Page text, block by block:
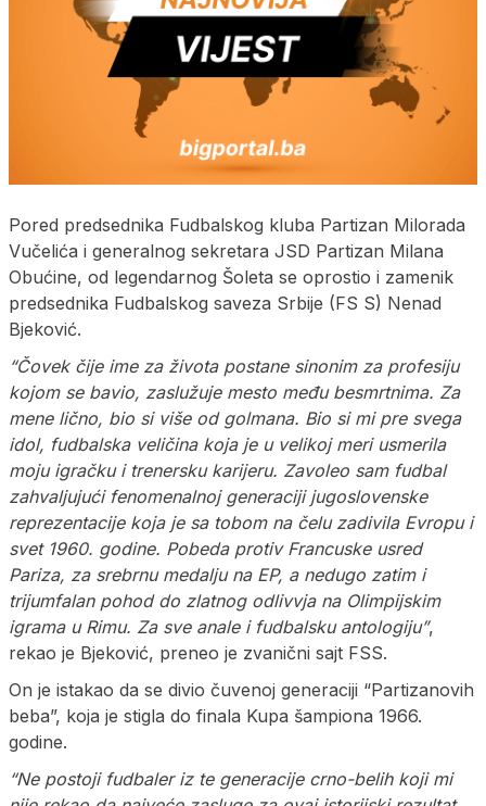
Pored predsednika Fudbalskog kluba Partizan Milorada
Vučelića i generalnog sekretara JSD Partizan Milana
Obućine, od legendarnog Šoleta se oprostio i zamenik
predsednika Fudbalskog saveza Srbije (FS S) Nenad
Bjeković.
“Čovek čije ime za života postane sinonim za profesiju
kojom se bavio, zaslužuje mesto među besmrtnima. Za
mene lično, bio si više od golmana. Bio si mi pre svega
idol, fudbalska veličina koja je u velikoj meri usmerila
moju igračku i trenersku karijeru. Zavoleo sam fudbal
zahvaljujući fenomenalnoj generaciji jugoslovenske
reprezentacije koja je sa tobom na čelu zadivila Evropu i
svet 1960. godine. Pobeda protiv Francuske usred
Pariza, za srebrnu medalju na EP, a nedugo zatim i
trijumfalan pohod do zlatnog odlivvja na Olimpijskim
igrama u Rimu. Za sve anale i fudbalsku antologiju”,
rekao je Bjeković, preneo je zvanični sajt FSS.
On je istakao da se divio čuvenoj generaciji “Partizanovih
beba”, koja je stigla do finala Kupa šampiona 1966.
godine.
“Ne postoji fudbaler iz te generacije crno-belih koji mi